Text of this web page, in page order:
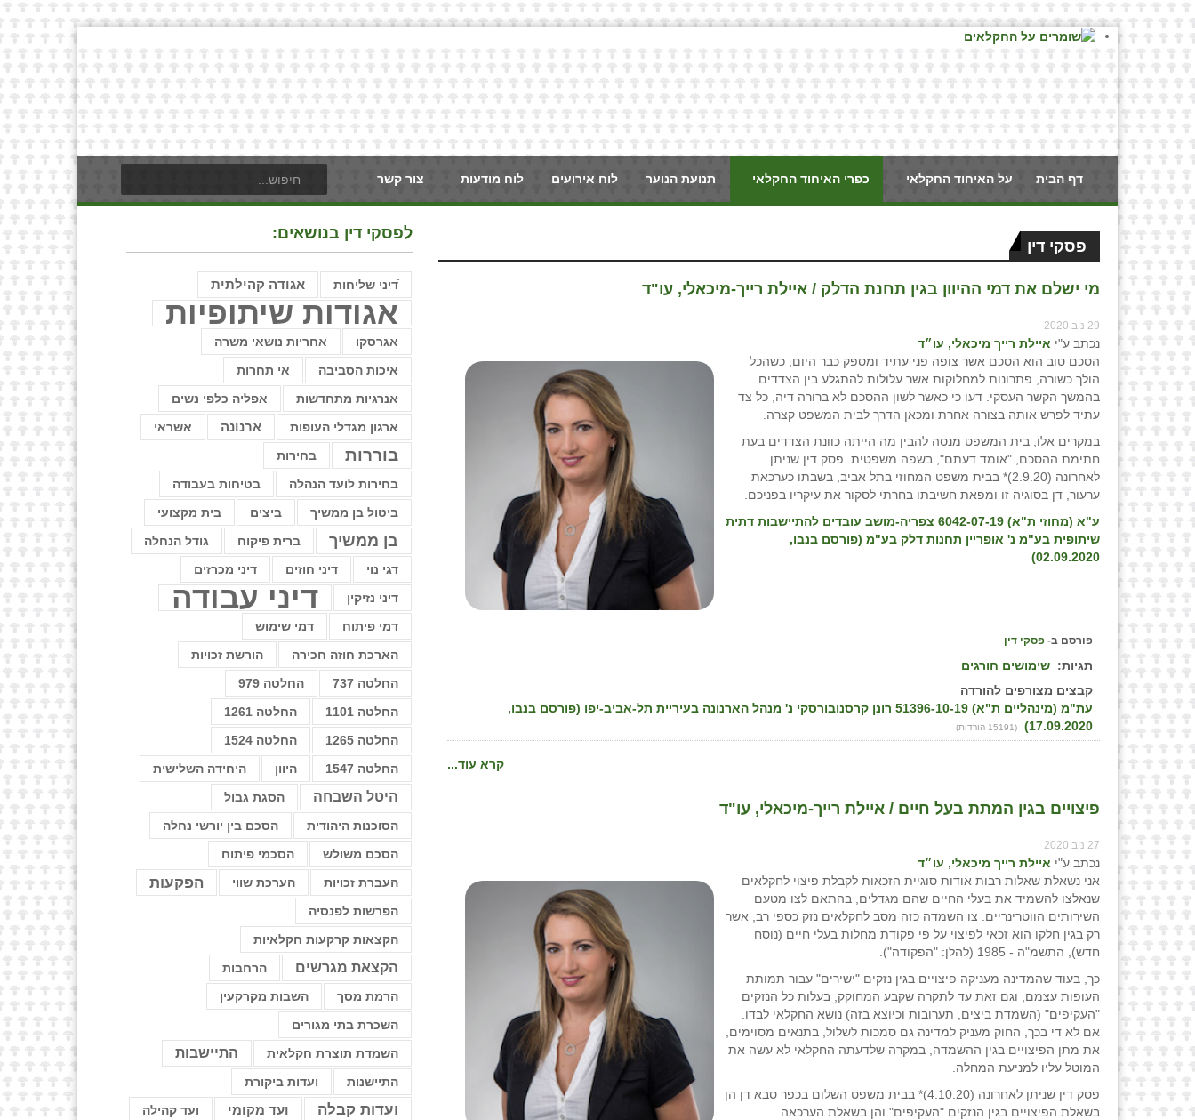
דף הבית על האיחוד החקלאי כפרי האיחוד החקלאי תנועת הנוער לוח אירועים לוח מודעות צור קשר
פסקי דין
מי ישלם את דמי ההיוון בגין תחנת הדלק / איילת רייך-מיכאלי, עו"ד
29 נוב 2020
נכתב ע"י איילת רייך מיכאלי, עו״ד
הסכם טוב הוא הסכם אשר צופה פני עתיד ומספק כבר היום, כשהכל
הולך כשורה, פתרונות למחלוקות אשר עלולות להתגלע בין הצדדים
בהמשך הקשר העסקי. דעו כי כאשר לשון ההסכם לא ברורה דיה, כל צד
עתיד לפרש אותה בצורה אחרת ומכאן הדרך לבית המשפט קצרה.
במקרים אלו, בית המשפט מנסה להבין מה הייתה כוונת הצדדים בעת
חתימת ההסכם, "אומד דעתם", בשפה משפטית. פסק דין שניתן
לאחרונה (2.9.20)* בבית משפט המחוזי בתל אביב, בשבתו כערכאת
ערעור, דן בסוגיה זו ומפאת חשיבתו בחרתי לסקור את עיקריו בפניכם.
ע"א (מחוזי ת"א) 6042-07-19 צפריה-מושב עובדים להתיישבות דתית
שיתופית בע"מ נ' אופריין תחנות דלק בע"מ (פורסם בנבו,
02.09.2020)
פורסם ב- פסקי דין
תגיות: שימושים חורגים
קבצים מצורפים להורדה
עת"מ (מינהליים ת"א) 51396-10-19 רונן קרסנובורסקי נ' מנהל הארנונה בעיריית תל-אביב-יפו (פורסם בנבו,
17.09.2020)
(15191 הורדות)
קרא עוד...
פיצויים בגין המתת בעל חיים / איילת רייך-מיכאלי, עו"ד
27 נוב 2020
נכתב ע"י איילת רייך מיכאלי, עו״ד
אני נשאלת שאלות רבות אודות סוגיית הזכאות לקבלת פיצוי לחקלאים
שנאלצו להשמיד את בעלי החיים שהם מגדלים, בהתאם לצו מטעם
השירותים הווטרינריים. צו השמדה כזה מסב לחקלאים נזק כספי רב, אשר
רק בגין חלקו הוא זכאי לפיצוי על פי פקודת מחלות בעלי חיים (נוסח
חדש), התשמ"ה - 1985 (להלן: "הפקודה").
כך, בעוד שהמדינה מעניקה פיצויים בגין נזקים "ישירים" עבור תמותת
העופות עצמם, וגם זאת עד לתקרה שקבע המחוקק, בעלות כל הנזקים
"העקיפים" (השמדת ביצים, תערובות וכיוצא בזה) נושא החקלאי לבדו.
אם לא די בכך, החוק מעניק למדינה גם סמכות לשלול, בתנאים מסוימים,
את מתן הפיצויים בגין ההשמדה, במקרה שלדעתה החקלאי לא עשה את
המוטל עליו למניעת המחלה.
פסק דין שניתן לאחרונה (4.10.20)* בבית משפט השלום בכפר סבא דן הן
בשאלת הפיצויים בגין הנזקים "העקיפים" והן בשאלת הערכאה
לפסקי דין בנושאים:
ֿדיני שליחות אגודה קהילתית
אגודות שיתופיות
אגרסקו
אחריות נושאי משרה
איכות הסביבה
אי תחרות
אנרגיות מתחדשות
אפליה כלפי נשים
ארגון מגדלי העופות
ארנונה אשראי
בוררות
בחירות
בחירות לועד הנהלה
בטיחות בעבודה
ביטול בן ממשיך
ביצים בית מקצועי
בן ממשיך ברית פיקוח
גודל הנחלה
דגי נוי
דיני חוזים
דיני מכרזים
דיני נזיקין
דיני עבודה
דמי פיתוח
דמי שימוש
הארכת חוזה חכירה
הורשת זכויות
החלטה 737
החלטה 979
החלטה 1101
החלטה 1261
החלטה 1265
החלטה 1524
החלטה 1547
היוון היחידה השלישית
היטל השבחה
הסגת גבול
הסוכנות היהודית
הסכם בין יורשי נחלה
הסכם משולש
הסכמי פיתוח
העברת זכויות
הערכת שווי הפקעות
הפרשות לפנסיה
הקצאות קרקעות חקלאיות
הקצאת מגרשים
הרחבות
הרמת מסך
השבות מקרקעין
השכרת בתי מגורים
השמדת תוצרת חקלאית
התיישבות
התיישנות ועדות ביקורת
ועדות קבלה ועד מקומי
ועד קהילה